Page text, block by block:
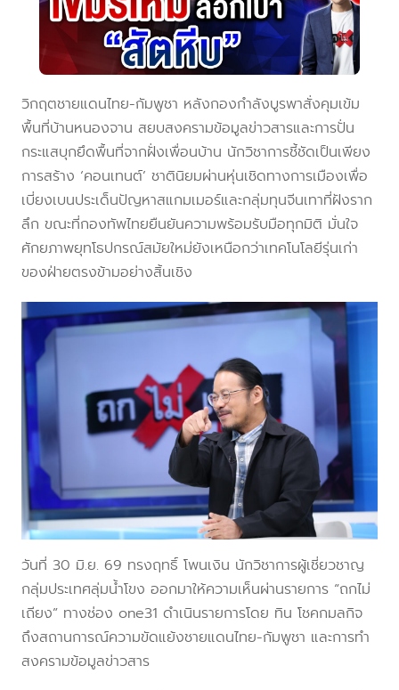
วิกฤตชายแดนไทย-กัมพูชา หลังกองกำลังบูรพาสั่งคุมเข้ม
พื้นที่บ้านหนองจาน สยบสงครามข้อมูลข่าวสารและการปั่น
กระแสบุกยึดพื้นที่จากฝั่งเพื่อนบ้าน นักวิชาการชี้ชัดเป็นเพียง
การสร้าง ‘คอนเทนต์’ ชาตินิยมผ่านหุ่นเชิดทางการเมืองเพื่อ
เบี่ยงเบนประเด็นปัญหาสแกมเมอร์และกลุ่มทุนจีนเทาที่ฝังราก
ลึก ขณะที่กองทัพไทยยืนยันความพร้อมรับมือทุกมิติ มั่นใจ
ศักยภาพยุทโธปกรณ์สมัยใหม่ยังเหนือกว่าเทคโนโลยีรุ่นเก่า
ของฝ่ายตรงข้ามอย่างสิ้นเชิง
วันที่ 30 มิ.ย. 69 ทรงฤทธิ์ โพนเงิน นักวิชาการผู้เชี่ยวชาญ
กลุ่มประเทศลุ่มน้ำโขง ออกมาให้ความเห็นผ่านรายการ “ถกไม่
เถียง” ทางช่อง one31 ดำเนินรายการโดย ทิน โชคกมลกิจ
ถึงสถานการณ์ความขัดแย้งชายแดนไทย-กัมพูชา และการทำ
สงครามข้อมูลข่าวสาร